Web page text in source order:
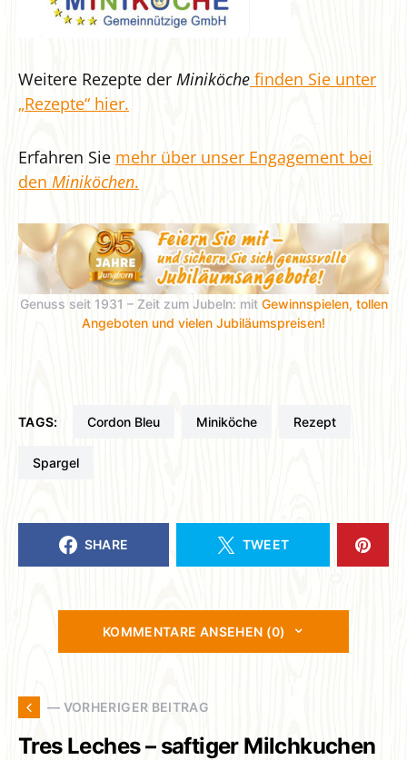
Weitere Rezepte der Miniköche finden Sie unter
„Rezepte“ hier.
Erfahren Sie mehr über unser Engagement bei
den Miniköchen.
Genuss seit 1931 – Zeit zum Jubeln: mit Gewinnspielen, tollen
Angeboten und vielen Jubiläumspreisen!
TAGS: Cordon Bleu Miniköche Rezept
Spargel
SHARE TWEET
KOMMENTARE ANSEHEN (0)
— VORHERIGER BEITRAG
Tres Leches – saftiger Milchkuchen